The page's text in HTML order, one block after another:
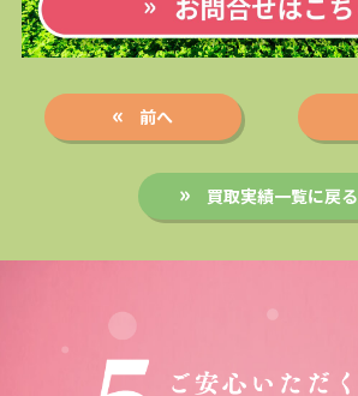
前へ
買取実績一覧に戻る